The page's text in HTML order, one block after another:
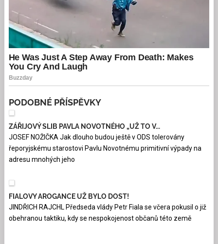
PODOBNÉ PŘÍSPĚVKY
ZÁŘIJOVÝ SLIB PAVLA NOVOTNÉHO „UŽ TO V...
JOSEF NOŽIČKA Jak dlouho budou ještě v ODS tolerovány
řeporyjskému starostovi Pavlu Novotnému primitivní výpady na
adresu mnohých jeho
FIALOVY AROGANCE UŽ BYLO DOST!
JINDŘICH RAJCHL Předseda vlády Petr Fiala se včera pokusil o již
obehranou taktiku, kdy se nespokojenost občanů této země